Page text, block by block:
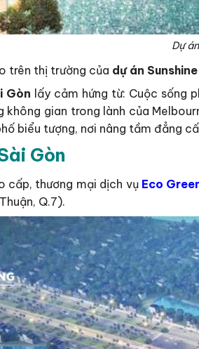
Dự
trên thị trường của dự án
Gòn lấy cảm hứng từ: Cuộc sống
không gian trong lành của
biểu tượng, nơi nâng tầm đẳng
Gòn
cấp, thương mại dịch vụ Eco
Q.7).